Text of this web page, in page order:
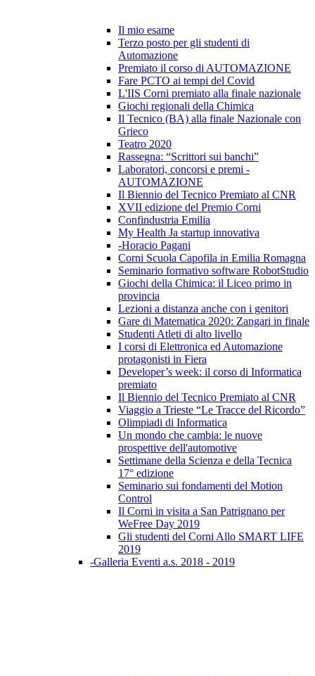
Il mio esame
Terzo posto per gli studenti di
Automazione
Premiato il corso di AUTOMAZIONE
Fare PCTO ai tempi del Covid
L'IIS Corni premiato alla finale nazionale
Giochi regionali della Chimica
Il Tecnico (BA) alla finale Nazionale con
Grieco
Teatro 2020
Rassegna: “Scrittori sui banchi”
Laboratori, concorsi e premi -
AUTOMAZIONE
Il Biennio del Tecnico Premiato al CNR
XVII edizione del Premio Corni
Confindustria Emilia
My Health Ja startup innovativa
-Horacio Pagani
Corni Scuola Capofila in Emilia Romagna
Seminario formativo software RobotStudio
Giochi della Chimica: il Liceo primo in
provincia
Lezioni a distanza anche con i genitori
Gare di Matematica 2020: Zangari in finale
Studenti Atleti di alto livello
I corsi di Elettronica ed Automazione
protagonisti in Fiera
Developer’s week: il corso di Informatica
premiato
Il Biennio del Tecnico Premiato al CNR
Viaggio a Trieste “Le Tracce del Ricordo”
Olimpiadi di Informatica
Un mondo che cambia: le nuove
prospettive dell'automotive
Settimane della Scienza e della Tecnica
17° edizione
Seminario sui fondamenti del Motion
Control
Il Corni in visita a San Patrignano per
WeFree Day 2019
Gli studenti del Corni Allo SMART LIFE
2019
-Galleria Eventi a.s. 2018 - 2019